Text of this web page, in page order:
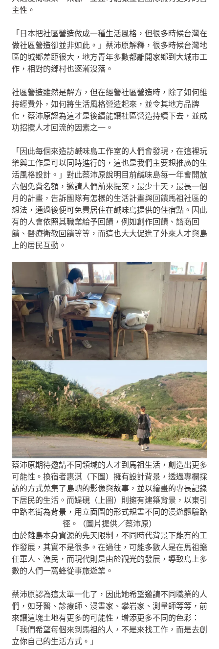
主性。
「日本把社區營造做成一種生活風格，但很多時候台灣在
做社區營造卻並非如此。」蔡沛原解釋，很多時候台灣地
區的城鄉差距很大，地方青年多數都離開家鄉到大城市工
作，相對的鄉村也逐漸沒落。
社區營造雖然是解方，但在經營社區營造時，除了如何維
持經費外，如何將生活風格營造起來，並令其地方品牌
化，蔡沛原認為這才是後續能讓社區營造持續下去，並成
功招攬人才回流的因素之一。
「因此每個來造訪鹹味島工作室的人們會發現，在這裡玩
樂與工作是可以同時進行的，這也是我們主要想推廣的生
活風格設計。」對此蔡沛原說明目前鹹味島每一年會開放
六個免費名額，邀請人們前來提案，最少十天，最長一個
月的計畫，告訴團隊有怎樣的生活計畫與回饋馬祖社區的
想法，通過後便可免費居住在鹹味島提供的住宿點。因此
有的人會依照其職業給予回饋，例如創作回饋、諮商回
饋、醫療衛教回饋等等，而這也大大促進了外來人才與島
上的居民互動。
蔡沛原期待邀請不同領域的人才到馬祖生活，創造出更多
可能性。換宿者惠淇（下圖）擁有設計背景，透過專欄採
訪的方式蒐集了島嶼的影像與故事，並以繪畫的專長記錄
下居民的生活。而媞硯（上圖）則擁有建築背景，以東引
中路老街為背景，用立面圖的形式規畫不同的漫遊體驗路
徑。（圖片提供／蔡沛原）
由於離島本身資源的先天限制，不同時代背景下能有的工
作發展，其實不是很多。在過往，可能多數人是在馬祖擔
任軍人、漁民，而現代則是由於觀光的發展，導致島上多
數的人們一窩蜂從事旅遊業。
蔡沛原認為這太單一化了，因此她希望邀請不同職業的人
們，如牙醫、診療師、漫畫家、攀岩家、測量師等等，前
來讓這塊土地有更多的可能性，增添更多不同的色彩：
「我們希望每個來到馬祖的人，不是來找工作，而是去創
立你自己的生活方式。」